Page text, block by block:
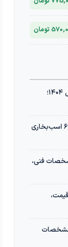
تومان
بررسی کامل پژو 207i پانوراما دنده‌ای مدل ۱۴۰۴؛
معرفی لندروور دیفندر OCTA؛ هیولای ۶۳۵ اسب‌بخاری
کامل مشخصات فنی،
مشخصات